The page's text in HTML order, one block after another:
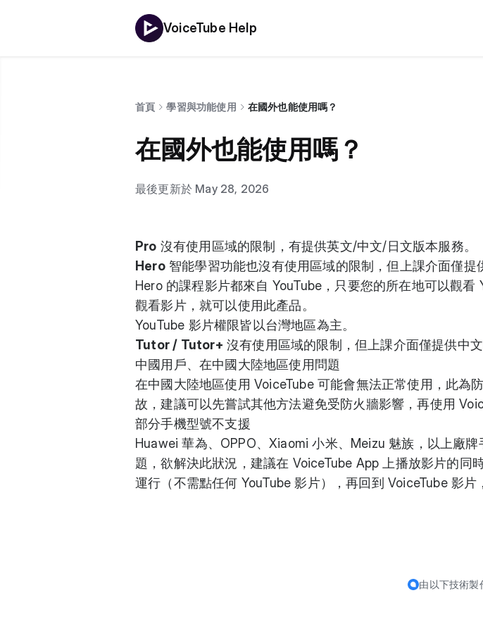
VoiceTube Help
首頁 學習與功能使用 在國外也能使用嗎？
在國外也能使用嗎？
最後更新於 May 28, 2026
Pro 沒有使用區域的限制，有提供英文/中文/日文版本服務。
Hero智能學習功能也沒有使用區域的限制，但上課介面僅提
Hero 的課程影片都來自 YouTube，只要您的所在地可以觀看
觀看影片，就可以使用此產品。
YouTube 影片權限皆以台灣地區為主。
Tutor / Tutor+ 沒有使用區域的限制，但上課介面僅提供中文
中國用戶、在中國大陸地區使用問題
在中國大陸地區使用 VoiceTube 可能會無法正常使用，此為
故，建議可以先嘗試其他方法避免受防火牆影響，再使用
部分手機型號不支援
Huawei 華為、OPPO、Xiaomi 小米、Meizu 魅族，以上廠
題，欲解決此狀況，建議在 VoiceTube App 上播放影片的同
運行（不需點任何 YouTube 影片），再回到 VoiceTube 影片
由以下技術製